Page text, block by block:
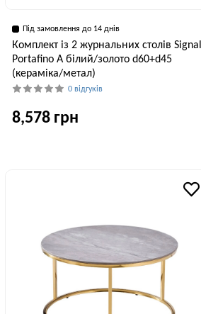
Під замовлення до 14 днів
Комплект із 2 журнальних столів Signal
Portafino A білий/золото d60+d45
(кераміка/метал)
0 відгуків
8,578 грн
45 см